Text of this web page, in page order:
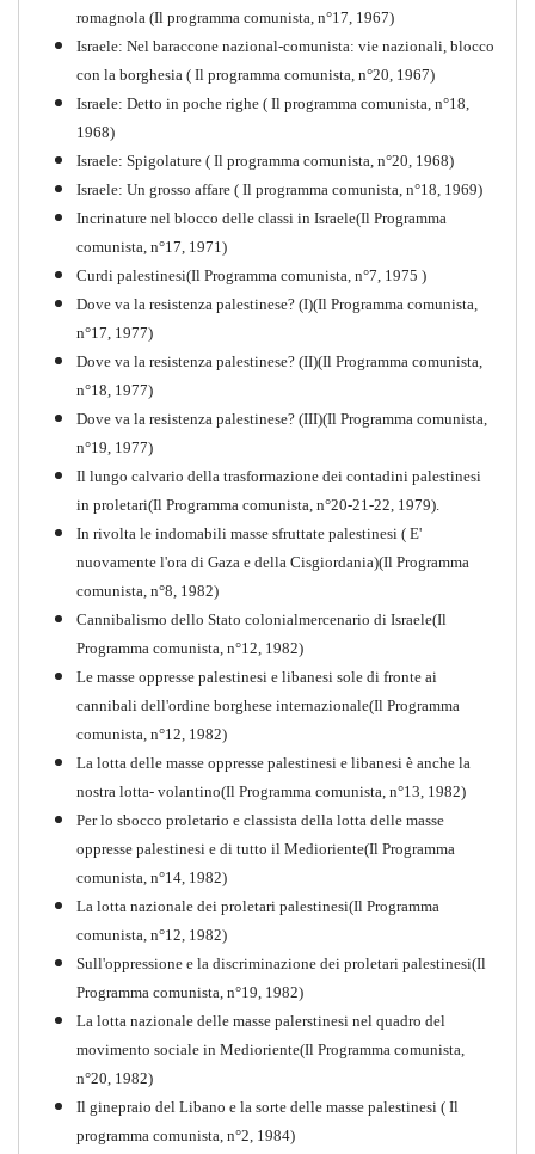
Storia della Sinistra
Comunista V
Perchè la Russia non era
comunista
Quaderno n°10
1917-2017 Ieri Oggi Domani
PDF Quaderno n°9
romagnola (Il programma comunista, n°17, 1967)
Israele: Nel baraccone nazional-comunista: vie nazionali, blocco
con la borghesia ( Il programma comunista, n°20, 1967)
Israele: Detto in poche righe ( Il programma comunista, n°18,
1968)
Israele: Spigolature ( Il programma comunista, n°20, 1968)
Israele: Un grosso affare ( Il programma comunista, n°18, 1969)
Incrinature nel blocco delle classi in Israele(Il Programma
comunista, n°17, 1971)
Curdi palestinesi(Il Programma comunista, n°7, 1975 )
Dove va la resistenza palestinese? (I)(Il Programma comunista,
n°17, 1977)
Dove va la resistenza palestinese? (II)(Il Programma comunista,
n°18, 1977)
Dove va la resistenza palestinese? (III)(Il Programma comunista,
n°19, 1977)
Il lungo calvario della trasformazione dei contadini palestinesi
in proletari(Il Programma comunista, n°20-21-22, 1979).
In rivolta le indomabili masse sfruttate palestinesi ( E'
nuovamente l'ora di Gaza e della Cisgiordania)(Il Programma
comunista, n°8, 1982)
Cannibalismo dello Stato colonialmercenario di Israele(Il
Programma comunista, n°12, 1982)
Le masse oppresse palestinesi e libanesi sole di fronte ai
cannibali dell'ordine borghese internazionale(Il Programma
comunista, n°12, 1982)
La lotta delle masse oppresse palestinesi e libanesi è anche la
nostra lotta- volantino(Il Programma comunista, n°13, 1982)
Per lo sbocco proletario e classista della lotta delle masse
oppresse palestinesi e di tutto il Medioriente(Il Programma
comunista, n°14, 1982)
La lotta nazionale dei proletari palestinesi(Il Programma
comunista, n°12, 1982)
Sull'oppressione e la discriminazione dei proletari palestinesi(Il
Programma comunista, n°19, 1982)
La lotta nazionale delle masse palerstinesi nel quadro del
movimento sociale in Medioriente(Il Programma comunista,
n°20, 1982)
Il ginepraio del Libano e la sorte delle masse palestinesi ( Il
programma comunista, n°2, 1984)